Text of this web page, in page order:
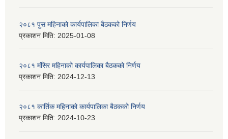
२०८१ पुस महिनाको कार्यपालिका बैठकको निर्णय
प्रकाशन मिति: 2025-01-08
२०८१ मंसिर महिनाको कार्यपालिका बैठकको निर्णय
प्रकाशन मिति: 2024-12-13
२०८१ कार्तिक महिनाको कार्यपालिका बैठकको निर्णय
प्रकाशन मिति: 2024-10-23